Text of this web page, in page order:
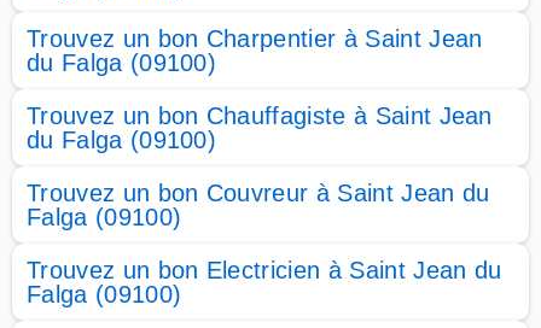
Trouvez un bon Charpentier à Saint Jean
du Falga (09100)
Trouvez un bon Chauffagiste à Saint Jean
du Falga (09100)
Trouvez un bon Couvreur à Saint Jean du
Falga (09100)
Trouvez un bon Electricien à Saint Jean du
Falga (09100)